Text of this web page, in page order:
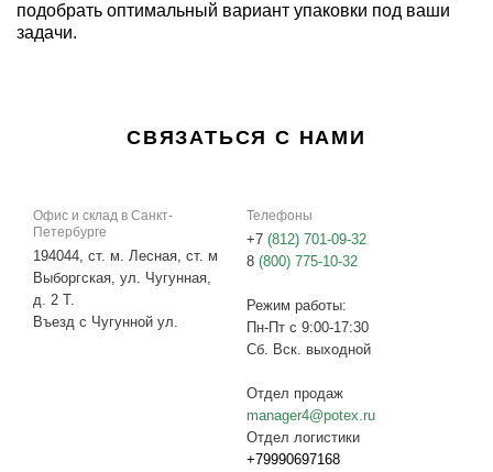
подобрать оптимальный вариант упаковки под ваши
СВЯЗАТЬСЯ С НАМИ
Офис и склад в Санкт-
Петербурге
194044, ст. м. Лесная, ст. м
Выборгская, ул. Чугунная,
д. 2 Т.
Въезд с Чугунной ул.
Телефоны
+7 (812) 701-09-32
8 (800) 775-10-32
Режим работы:
Пн-Пт с 9:00-17:30
Сб. Вск. выходной
Отдел продаж
manager4@potex.ru
Отдел логистики
+79990697168